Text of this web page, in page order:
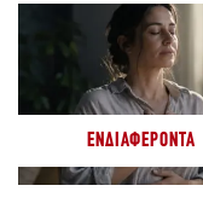
ΕΝΔΙΑΦΈΡΟΝΤΑ